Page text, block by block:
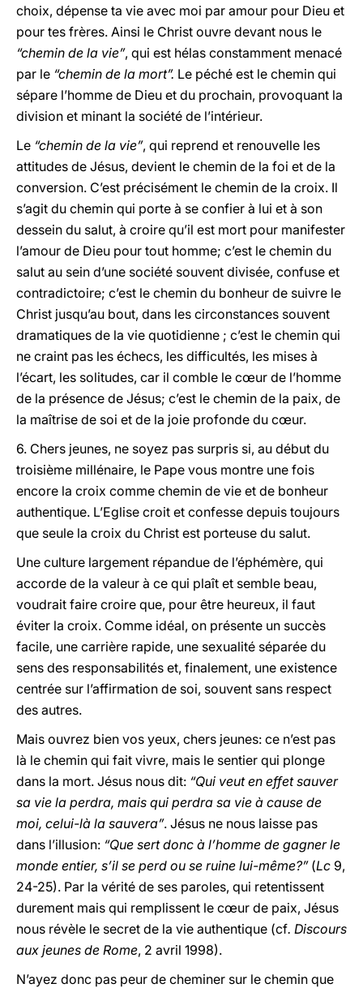
choix, dépense ta vie avec moi par amour pour Dieu et
pour tes frères. Ainsi le Christ ouvre devant nous le
“chemin de la vie”, qui est hélas constamment menacé
par le “chemin de la mort”. Le péché est le chemin qui
sépare l’homme de Dieu et du prochain, provoquant la
division et minant la société de l’intérieur.
Le “chemin de la vie”, qui reprend et renouvelle les
attitudes de Jésus, devient le chemin de la foi et de la
conversion. C’est précisément le chemin de la croix. Il
s’agit du chemin qui porte à se confier à lui et à son
dessein du salut, à croire qu’il est mort pour manifester
l’amour de Dieu pour tout homme; c’est le chemin du
salut au sein d’une société souvent divisée, confuse et
contradictoire; c’est le chemin du bonheur de suivre le
Christ jusqu’au bout, dans les circonstances souvent
dramatiques de la vie quotidienne ; c’est le chemin qui
ne craint pas les échecs, les difficultés, les mises à
l’écart, les solitudes, car il comble le cœur de l’homme
de la présence de Jésus; c’est le chemin de la paix, de
la maîtrise de soi et de la joie profonde du cœur.
6. Chers jeunes, ne soyez pas surpris si, au début du
troisième millénaire, le Pape vous montre une fois
encore la croix comme chemin de vie et de bonheur
authentique. L’Eglise croit et confesse depuis toujours
que seule la croix du Christ est porteuse du salut.
Une culture largement répandue de l’éphémère, qui
accorde de la valeur à ce qui plaît et semble beau,
voudrait faire croire que, pour être heureux, il faut
éviter la croix. Comme idéal, on présente un succès
facile, une carrière rapide, une sexualité séparée du
sens des responsabilités et, finalement, une existence
centrée sur l’affirmation de soi, souvent sans respect
des autres.
Mais ouvrez bien vos yeux, chers jeunes: ce n’est pas
là le chemin qui fait vivre, mais le sentier qui plonge
dans la mort. Jésus nous dit: “Qui veut en effet sauver
sa vie la perdra, mais qui perdra sa vie à cause de
moi, celui-là la sauvera”. Jésus ne nous laisse pas
dans l’illusion: “Que sert donc à l’homme de gagner le
monde entier, s’il se perd ou se ruine lui-même?”(Lc 9,
24-25). Par la vérité de ses paroles, qui retentissent
durement mais qui remplissent le cœur de paix, Jésus
nous révèle le secret de la vie authentique (cf. Discours
aux jeunes de Rome, 2 avril 1998).
N’ayez donc pas peur de cheminer sur le chemin que